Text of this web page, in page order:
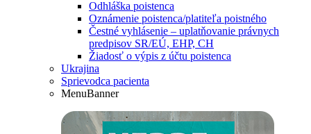
Odhláška poistenca
Oznámenie poistenca/platiteľa poistného
Čestné vyhlásenie – uplatňovanie právnych
predpisov SR/EÚ, EHP, CH
Žiadosť o výpis z účtu poistenca
Ukrajina
Sprievodca pacienta
MenuBanner